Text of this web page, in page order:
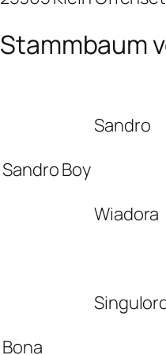
Stammbaum
Sandro Boy
Sandro
Wiadora
Bona